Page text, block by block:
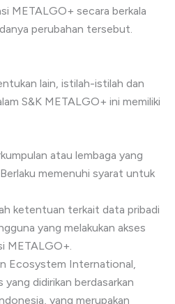
METALGO+ secara berkala
perubahan tersebut.
lain, istilah-istilah dan
S&K METALGO+ ini memiliki
atau lembaga yang
memenuhi syarat untuk
ketentuan terkait data pribadi
yang melakukan akses
METALGO+.
Ecosystem International,
didirikan berdasarkan
yang merupakan